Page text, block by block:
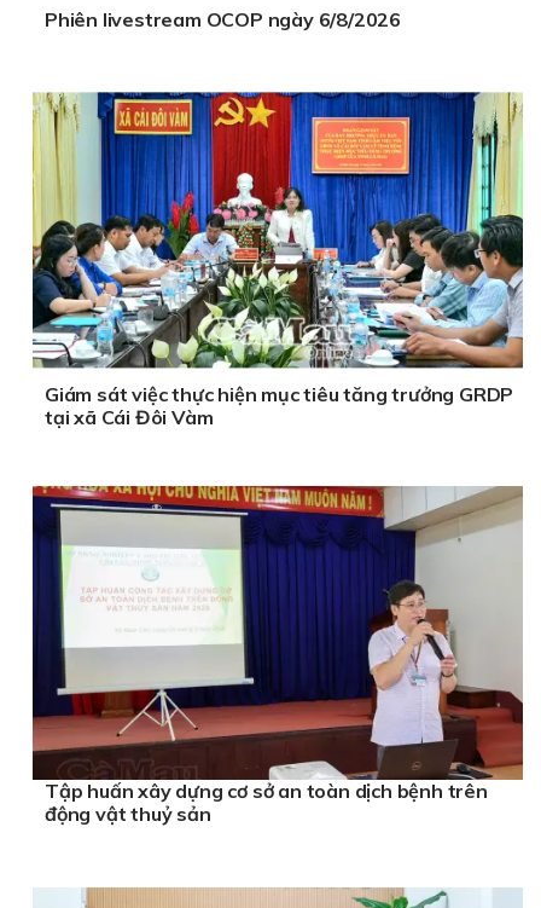
Phiên livestream OCOP ngày 6/8/2026
Giám sát việc thực hiện mục tiêu tăng trưởng GRDP
tại xã Cái Đôi Vàm
Tập huấn xây dựng cơ sở an toàn dịch bệnh trên
động vật thuỷ sản